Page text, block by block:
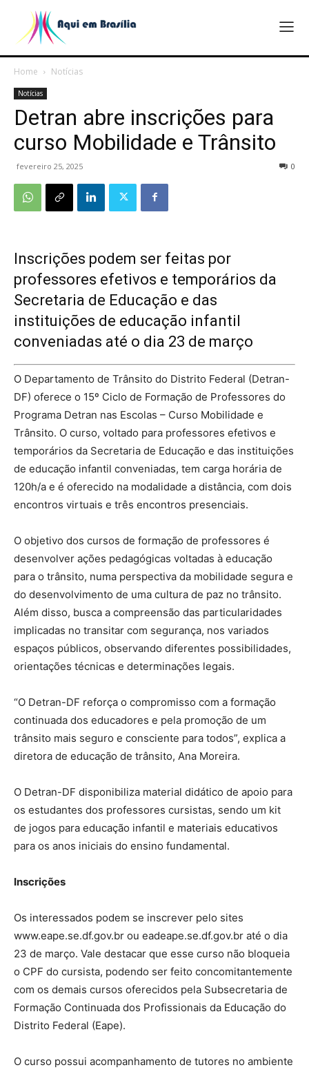
Home Notícias
Notícias
Detran abre inscrições para
curso Mobilidade e Trânsito
fevereiro 25, 2025 0
Inscrições podem ser feitas por
professores efetivos e temporários da
Secretaria de Educação e das
instituições de educação infantil
conveniadas até o dia 23 de março
O Departamento de Trânsito do Distrito Federal (Detran-
DF) oferece o 15º Ciclo de Formação de Professores do
Programa Detran nas Escolas – Curso Mobilidade e
Trânsito. O curso, voltado para professores efetivos e
temporários da Secretaria de Educação e das instituições
de educação infantil conveniadas, tem carga horária de
120h/a e é oferecido na modalidade a distância, com dois
encontros virtuais e três encontros presenciais.
O objetivo dos cursos de formação de professores é
desenvolver ações pedagógicas voltadas à educação
para o trânsito, numa perspectiva da mobilidade segura e
do desenvolvimento de uma cultura de paz no trânsito.
Além disso, busca a compreensão das particularidades
implicadas no transitar com segurança, nos variados
espaços públicos, observando diferentes possibilidades,
orientações técnicas e determinações legais.
“O Detran-DF reforça o compromisso com a formação
continuada dos educadores e pela promoção de um
trânsito mais seguro e consciente para todos”, explica a
diretora de educação de trânsito, Ana Moreira.
O Detran-DF disponibiliza material didático de apoio para
os estudantes dos professores cursistas, sendo um kit
de jogos para educação infantil e materiais educativos
para os anos iniciais do ensino fundamental.
Inscrições
Os interessados podem se inscrever pelo sites
www.eape.se.df.gov.br ou eadeape.se.df.gov.br até o dia
23 de março. Vale destacar que esse curso não bloqueia
o CPF do cursista, podendo ser feito concomitantemente
com os demais cursos oferecidos pela Subsecretaria de
Formação Continuada dos Profissionais da Educação do
Distrito Federal (Eape).
O curso possui acompanhamento de tutores no ambiente